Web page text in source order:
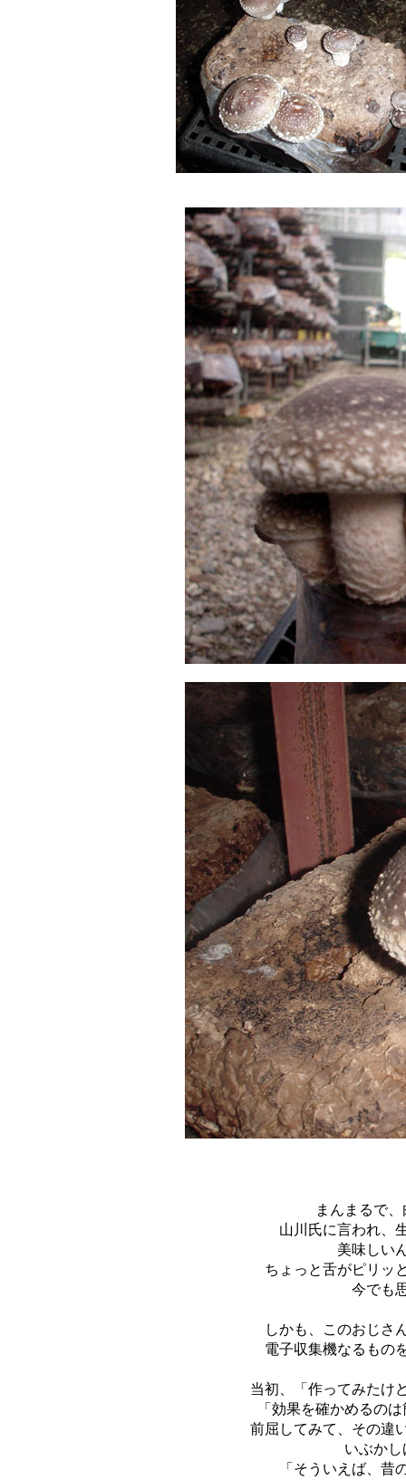
まんまるで
山川氏に言われ、
美味しい
ちょっと舌がピリッ
今でも
しかも、このおじさ
電子収集機なるもの
当初、「作ってみたけ
「効果を確かめるの
前屈してみて、その違
いぶか
「そういえば、昔